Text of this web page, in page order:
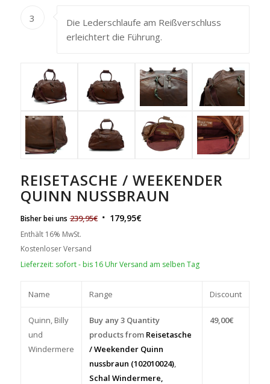
3
Die Lederschlaufe am Reißverschluss
erleichtert die Führung.
REISETASCHE / WEEKENDER
QUINN NUSSBRAUN
Bisher bei uns 239,95€ 179,95€
Enthält 16% MwSt.
Kostenloser Versand
Lieferzeit: sofort - bis 16 Uhr Versand am selben Tag
Name Range Discount
Quinn, Billy
und
Windermere
Buy any 3 Quantity
products from Reisetasche
/ Weekender Quinn
nussbraun (102010024),
Schal Windermere,
49,00€